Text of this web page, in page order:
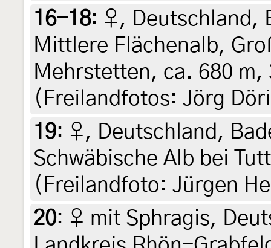
16-18: ♀, Deutschland,
Mittlere Flächenalb,
Mehrstetten, ca. 680 m,
(Freilandfotos: Jörg
19: ♀, Deutschland,
Schwäbische Alb bei
(Freilandfoto: Jürgen
20: ♀ mit Sphragis,